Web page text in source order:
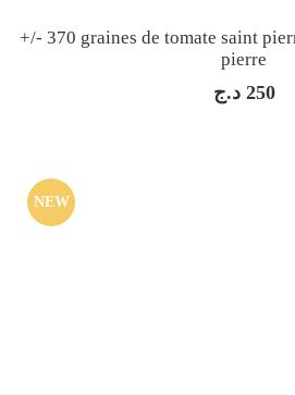
+/- 370 graines de tomate saint
pierre
250 د.ج
NEW